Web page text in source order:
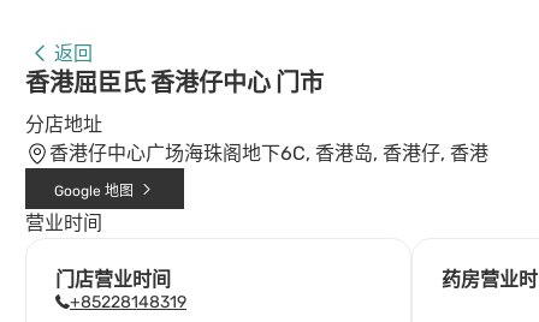
返回
香港屈臣氏 香港仔中心 门市
分店地址
香港仔中心广场海珠阁地下6C, 香港岛, 香港仔, 香港
Google 地图
营业时间
门店营业时间
+85228148319
药房营业